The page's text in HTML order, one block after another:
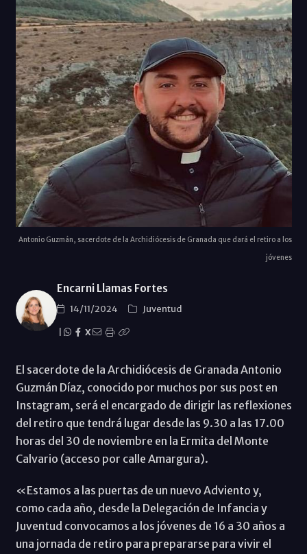
Antonio Guzmán, sacerdote de la Archidiócesis de Granada que dará el retiro a los
jóvenes
Encarni Llamas Fortes
14/11/2024
Juventud
X
El sacerdote de la Archidiócesis de Granada Antonio
Guzmán Díaz, conocido por muchos por sus post en
Instagram, será el encargado de dirigir las reflexiones
del retiro que tendrá lugar desde las 9.30 a las 17.00
horas del 30 de noviembre en la Ermita del Monte
Calvario (acceso por calle Amargura).
«Estamos a las puertas de un nuevo Adviento y,
como cada año, desde la Delegación de Infancia y
Juventud convocamos a los jóvenes de 16 a 30 años a
una jornada de retiro para prepararse para vivir el